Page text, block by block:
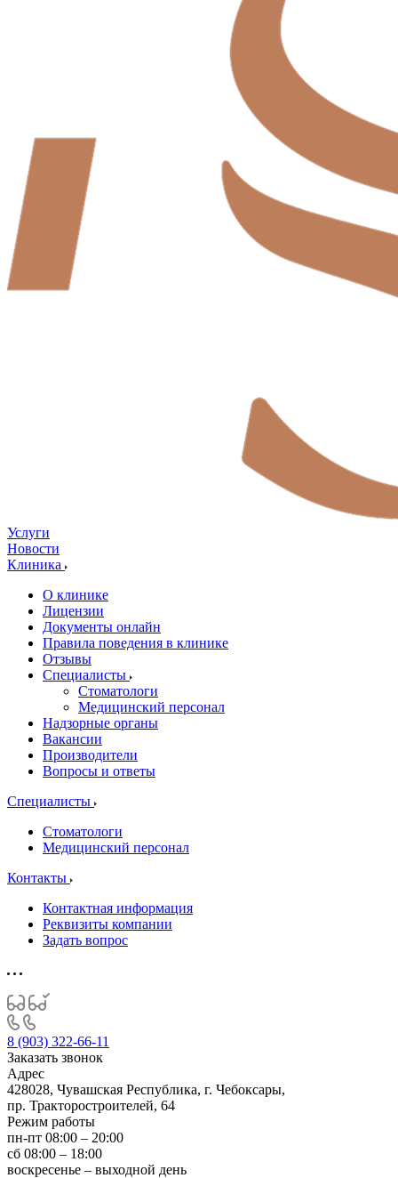
Услуги
Новости
Клиника
О клинике
Лицензии
Документы онлайн
Правила поведения в клинике
Отзывы
Специалисты
Стоматологи
Медицинский персонал
Надзорные органы
Вакансии
Производители
Вопросы и ответы
Специалисты
Стоматологи
Медицинский персонал
Контакты
Контактная информация
Реквизиты компании
Задать вопрос
8 (903) 322-66-11
Заказать звонок
Адрес
428028, Чувашская Республика, г. Чебоксары,
пр. Тракторостроителей, 64
Режим работы
пн-пт 08:00 – 20:00
сб 08:00 – 18:00
воскресенье – выходной день